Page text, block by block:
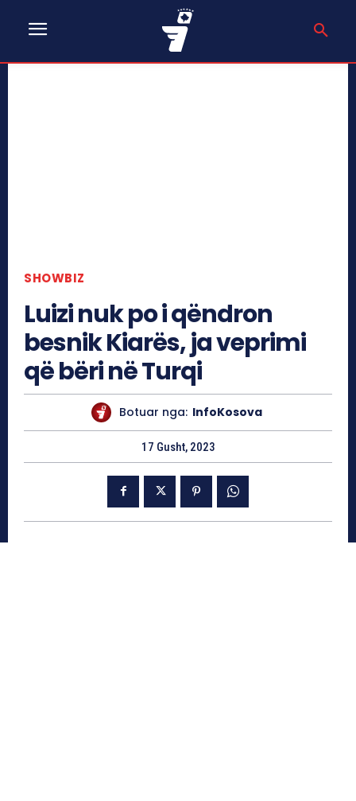
SHOWBIZ
Luizi nuk po i qëndron
besnik Kiarës, ja veprimi
që bëri në Turqi
Botuar nga: InfoKosova
17 Gusht, 2023